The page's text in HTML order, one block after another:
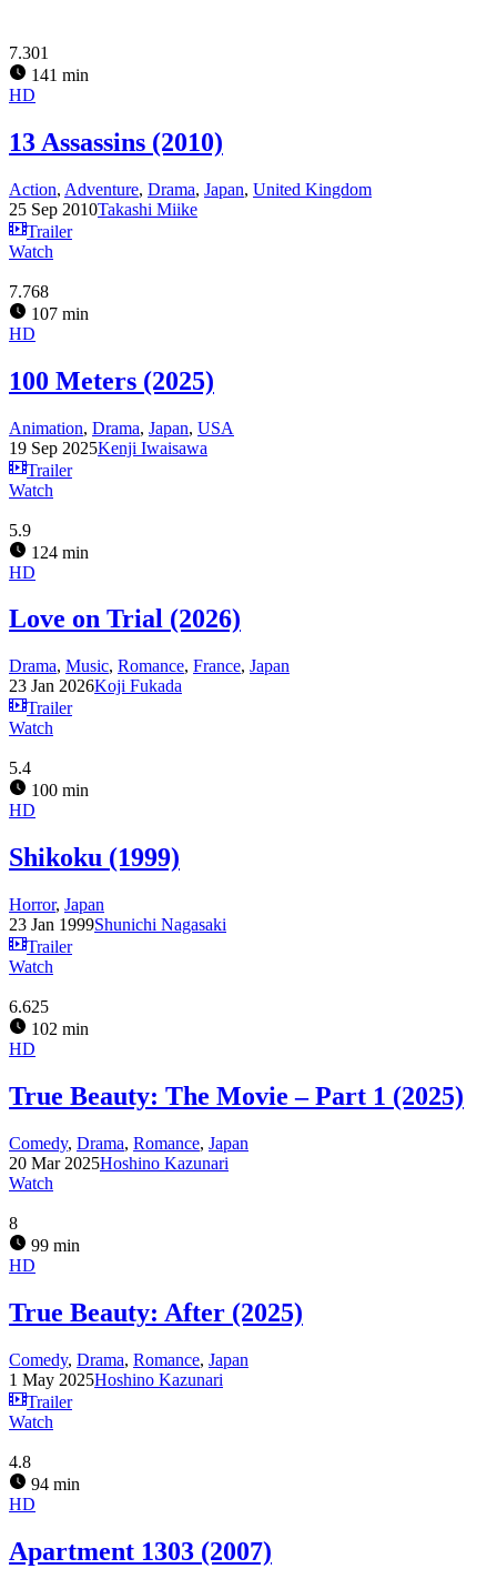
7.301
141 min
HD
13 Assassins (2010)
Action, Adventure, Drama, Japan, United Kingdom
25 Sep 2010Takashi Miike
Trailer
Watch
7.768
107 min
HD
100 Meters (2025)
Animation, Drama, Japan, USA
19 Sep 2025Kenji Iwaisawa
Trailer
Watch
5.9
124 min
HD
Love on Trial (2026)
Drama, Music, Romance, France, Japan
23 Jan 2026Koji Fukada
Trailer
Watch
5.4
100 min
HD
Shikoku (1999)
Horror, Japan
23 Jan 1999Shunichi Nagasaki
Trailer
Watch
6.625
102 min
HD
True Beauty: The Movie – Part 1 (2025)
Comedy, Drama, Romance, Japan
20 Mar 2025Hoshino Kazunari
Watch
8
99 min
HD
True Beauty: After (2025)
Comedy, Drama, Romance, Japan
1 May 2025Hoshino Kazunari
Trailer
Watch
4.8
94 min
HD
Apartment 1303 (2007)